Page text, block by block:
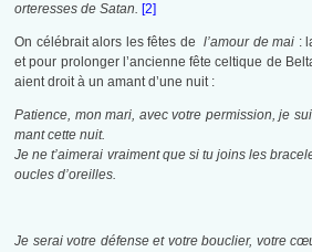
orteresses de Satan. [2]
On célébrait alors les fêtes del’amour de mai :
et pour prolonger l’ancienne fête celtique de
aient droit à un amant d’une nuit :
Patience, mon mari, avec votre permission, je
mant cette nuit.
Je ne t’aimerai vraiment que si tu joins les
oucles d’oreilles.
Je serai votre défense et votre bouclier, votre